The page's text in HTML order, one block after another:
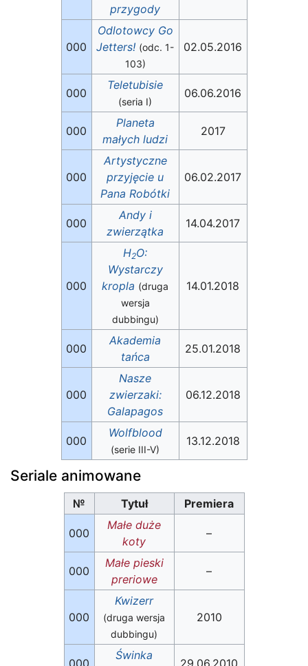
przygody
000
Odlotowcy Go
Jetters! (odc. 1-
103)
02.05.2016
000
Teletubisie
(seria I)
06.06.2016
000
Planeta
małych ludzi
2017
000
Artystyczne
przyjęcie u
Pana Robótki
06.02.2017
000
Andy i
zwierzątka
14.04.2017
000
H2O:
Wystarczy
kropla (druga
wersja
dubbingu)
14.01.2018
000
Akademia
tańca
25.01.2018
000
Nasze
zwierzaki:
Galapagos
06.12.2018
000
Wolfblood
(serie III-V)
13.12.2018
Seriale animowane
№ Tytuł Premiera
000
Małe duże
koty
–
000
Małe pieski
preriowe
–
000
Kwizerr
(druga wersja
dubbingu)
2010
000
Świnka
29.06.2010